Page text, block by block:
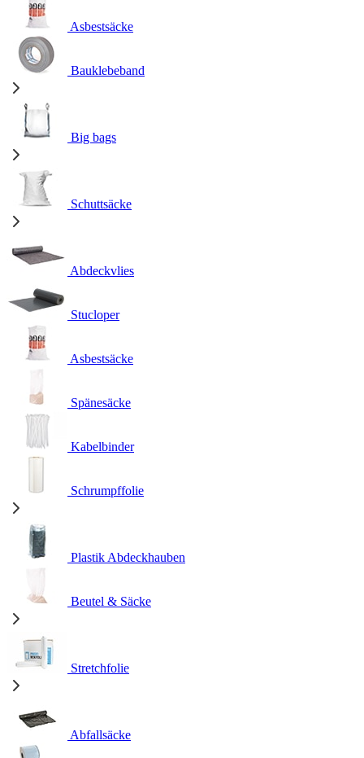
Asbestsäcke
Bauklebeband
Big bags
Schuttsäcke
Abdeckvlies
Stucloper
Asbestsäcke
Spänesäcke
Kabelbinder
Schrumpffolie
Plastik Abdeckhauben
Beutel & Säcke
Stretchfolie
Abfallsäcke